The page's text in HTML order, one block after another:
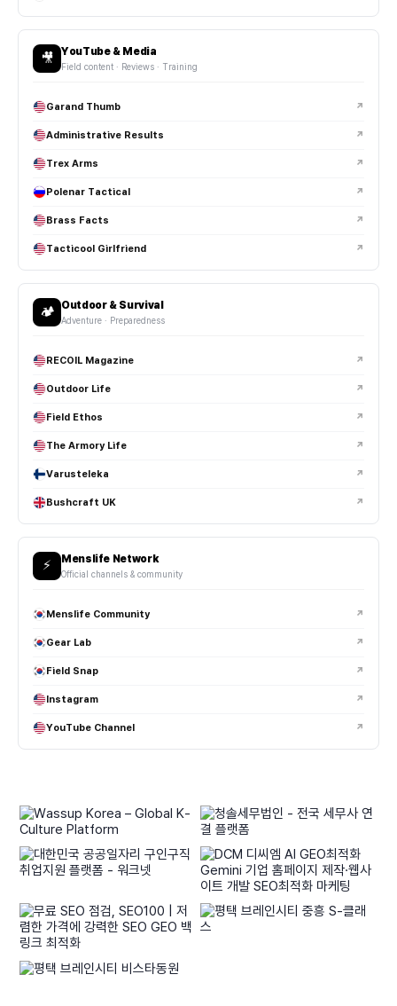
🎥 YouTube & Media
Field content · Reviews · Training
Garand Thumb ↗
Administrative Results ↗
Trex Arms ↗
Polenar Tactical ↗
Brass Facts ↗
Tacticool Girlfriend ↗
🏕️ Outdoor & Survival
Adventure · Preparedness
RECOIL Magazine ↗
Outdoor Life ↗
Field Ethos ↗
The Armory Life ↗
Varusteleka ↗
Bushcraft UK ↗
⚡ Menslife Network
Official channels & community
Menslife Community ↗
Gear Lab ↗
Field Snap ↗
Instagram ↗
YouTube Channel ↗